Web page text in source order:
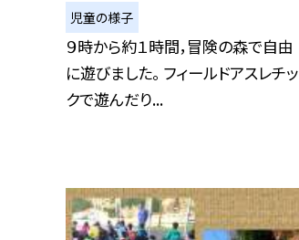
児童の様子
９時から約１時間，冒険の森で自由
に遊びました。 フィールドアスレチッ
クで遊んだり...